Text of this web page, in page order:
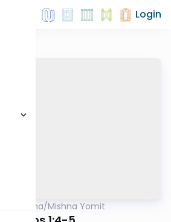
Login
AllMishna/Mishna Yomit